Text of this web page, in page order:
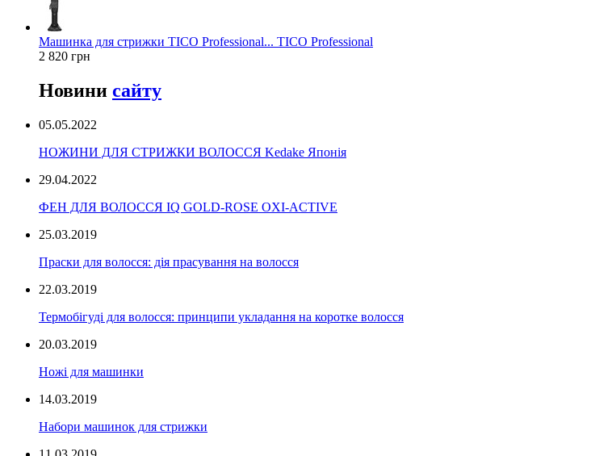
Машинка для стрижки TICO Professional... TICO Professional
2 820 грн
Новини сайту
05.05.2022
НОЖИНИ ДЛЯ СТРИЖКИ ВОЛОССЯ Kedake Японія
29.04.2022
ФЕН ДЛЯ ВОЛОССЯ IQ GOLD-ROSE OXI-ACTIVE
25.03.2019
Праски для волосся: дія прасування на волосся
22.03.2019
Термобігуді для волосся: принципи укладання на коротке волосся
20.03.2019
Ножі для машинки
14.03.2019
Набори машинок для стрижки